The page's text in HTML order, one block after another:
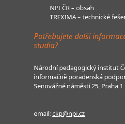
NPI ČR – obsah
TREXIMA – technické
Potřebujete další
studia?
Národní pedagogický institut
informačně poradenská
Senovážné náměstí 25, Praha 1
email:ckp@npi.cz